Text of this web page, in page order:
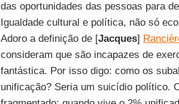
das oportunidades das pessoas para
Igualdade cultural e política, não só
Adoro a definição de [Jacques]
consideram que são incapazes de
fantástica. Por isso digo: como os
unificação? Seria um suicídio político.